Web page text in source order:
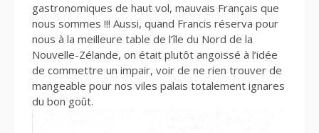
gastronomiques de haut vol, mauvais Français que
nous sommes !!! Aussi, quand Francis réserva pour
nous à la meilleure table de l’île du Nord de la
Nouvelle-Zélande, on était plutôt angoissé à l’idée
de commettre un impair, voir de ne rien trouver de
mangeable pour nos viles palais totalement ignares
du bon goût.